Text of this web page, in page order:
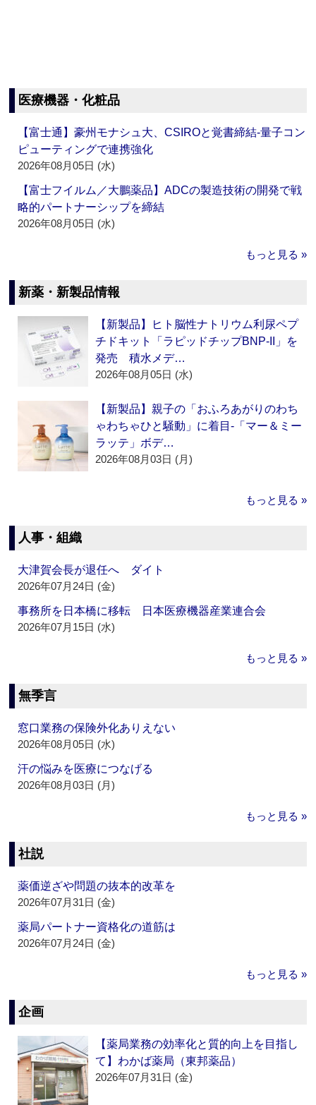
医療機器・化粧品
【富士通】豪州モナシュ大、CSIROと覚書締結‐量子コン
ピューティングで連携強化
2026年08月05日 (水)
【富士フイルム／大鵬薬品】ADCの製造技術の開発で戦
略的パートナーシップを締結
2026年08月05日 (水)
もっと見る »
新薬・新製品情報
【新製品】ヒト脳性ナトリウム利尿ペプ
チドキット「ラピッドチップBNP-II」を
発売 積水メデ…
2026年08月05日 (水)
【新製品】親子の「おふろあがりのわち
ゃわちゃひと騒動」に着目‐「マー＆ミー
ラッテ」ボデ…
2026年08月03日 (月)
もっと見る »
人事・組織
大津賀会長が退任へ ダイト
2026年07月24日 (金)
事務所を日本橋に移転 日本医療機器産業連合会
2026年07月15日 (水)
もっと見る »
無季言
窓口業務の保険外化ありえない
2026年08月05日 (水)
汗の悩みを医療につなげる
2026年08月03日 (月)
もっと見る »
社説
薬価逆ざや問題の抜本的改革を
2026年07月31日 (金)
薬局パートナー資格化の道筋は
2026年07月24日 (金)
もっと見る »
企画
【薬局業務の効率化と質的向上を目指し
て】わかば薬局（東邦薬品）
2026年07月31日 (金)